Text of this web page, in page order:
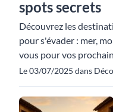
spots secrets
Découvrez les
pour s'évader : mer,
vous pour vos
Le 03/07/2025 dans